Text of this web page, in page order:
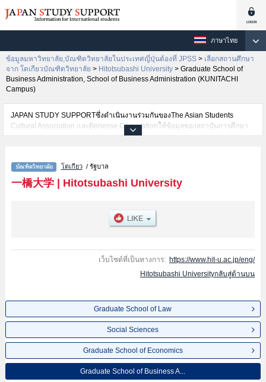
ภาษาไทย
ข้อมูลมหาวิทยาลัย,บัณฑิตวิทยาลัยในประเทศญี่ปุ่นต้องที่ JPSS > เลือกสถานศึกษา
จาก โตเกียวบัณฑิตวิทยาลัย > Hitotsubashi University > Graduate School of
Business Administration, School of Business Administration (KUNITACHI
Campus)
JAPAN STUDY SUPPORTซึ่งดำเนินงานร่วมกันของThe Asian Students
Cultural Association และBenesse Corporationให้ข้อมูลของสถาบันการศึกษา
ระดับมหาวิทยาลัย・บัณฑิตวิทยาลัย・วิทยาลัยระดับอนุปริญญา・วิทยาลัย
ต่างชาติเช่นGraduate School of LawหรือSocial SciencesหรือGraduate
School of EconomicsหรือGraduate School of Business Administration,
School of Business Administration (KUNITACHI Campus)หรือGraduate
School, School of International Corporate StrategyหรือGraduate School of
International and Public PolicyหรือGraduate School of Social Data Science
ทางเป็นต้นไว้ด้วยดังนั้นขอเชิญใช้บริการค้นหาข้อมูลตามอัธยาศัย
โตเกียว/ รัฐบาล
一橋大学| Hitotsubashi University
เว็บไซต์ที่เป็นทางการ: https://www.hit-u.ac.jp/eng/
Hitotsubashi Universityกลับสู่ด้านบน
Graduate School of Law
Social Sciences
Graduate School of Economics
Graduate School of Business A...